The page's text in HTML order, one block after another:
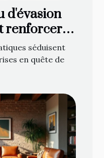
d'évasion
renforcer
séduisent
en quête de